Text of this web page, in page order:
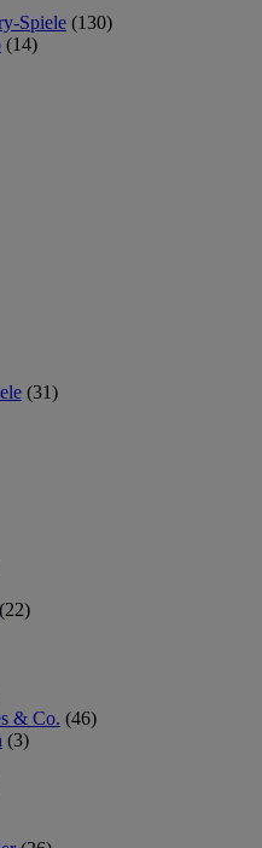
Spiele (130)
(14)
(31)
(22)
& Co. (46)
(3)